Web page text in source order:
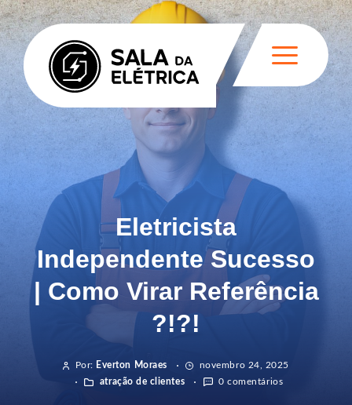
Eletricista
Independente Sucesso
| Como Virar Referência
?!?!
Por: Everton Moraes
novembro 24, 2025
atração de clientes
0 comentários